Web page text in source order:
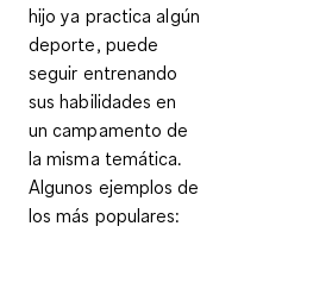
hijo ya practica algún
deporte, puede
seguir entrenando
sus habilidades en
un campamento de
la misma temática.
Algunos ejemplos de
los más populares: